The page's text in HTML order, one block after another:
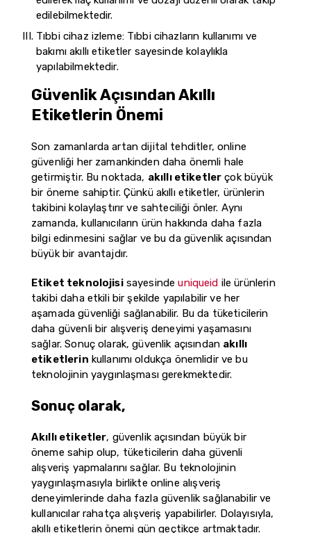
edilebilmektedir.
Tıbbi cihaz izleme: Tıbbi cihazların kullanımı ve
bakımı akıllı etiketler sayesinde kolaylıkla
yapılabilmektedir.
Güvenlik Açısından Akıllı
Etiketlerin Önemi
Son zamanlarda artan dijital tehditler, online
güvenliği her zamankinden daha önemli hale
getirmiştir. Bu noktada, akıllı etiketler çok büyük
bir öneme sahiptir. Çünkü akıllı etiketler, ürünlerin
takibini kolaylaştırır ve sahteciliği önler. Aynı
zamanda, kullanıcıların ürün hakkında daha fazla
bilgi edinmesini sağlar ve bu da güvenlik açısından
büyük bir avantajdır.
Etiket teknolojisisayesindeuniqueid ile ürünlerin
takibi daha etkili bir şekilde yapılabilir ve her
aşamada güvenliği sağlanabilir. Bu da tüketicilerin
daha güvenli bir alışveriş deneyimi yaşamasını
sağlar. Sonuç olarak, güvenlik açısından akıllı
etiketlerin kullanımı oldukça önemlidir ve bu
teknolojinin yaygınlaşması gerekmektedir.
Sonuç olarak,
Akıllı etiketler, güvenlik açısından büyük bir
öneme sahip olup, tüketicilerin daha güvenli
alışveriş yapmalarını sağlar. Bu teknolojinin
yaygınlaşmasıyla birlikte online alışveriş
deneyimlerinde daha fazla güvenlik sağlanabilir ve
kullanıcılar rahatça alışveriş yapabilirler. Dolayısıyla,
akıllı etiketlerin önemi gün geçtikçe artmaktadır.